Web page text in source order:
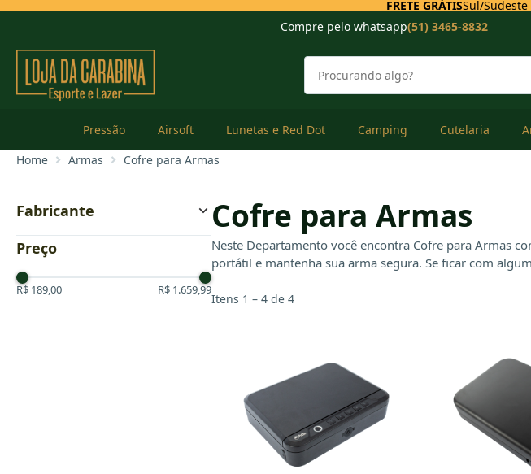
FRETE GRÁTISSul/
Compre pelo whatsapp(51) 3465-8832
Pressão Airsoft Lunetas e Red Dot Camping Cutelaria
Home
Armas Cofre para Armas
Fabricante
FXR
Pulse
Preço
R$ 189,00 R$ 1.659,99
Cofre para Armas
Neste Departamento você encontra Cofre para Armas
portátil e mantenha sua arma segura. Se ficar com
Itens 1 – 4 de 4